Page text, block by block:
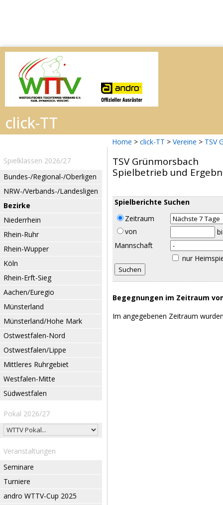
Home > click-TT > Vereine > TSV
Spielklassen 2026/27
Bundes-/Regional-/Oberligen
NRW-/Verbands-/Landesligen
Bezirke
Niederrhein
Rhein-Ruhr
Rhein-Wupper
Köln
Rhein-Erft-Sieg
Aachen/Euregio
Münsterland
Münsterland/Hohe Mark
Ostwestfalen-Nord
Ostwestfalen/Lippe
Mittleres Ruhrgebiet
Westfalen-Mitte
Südwestfalen
Pokal 2026/27
Veranstaltungen
Seminare
Turniere
andro WTTV-Cup 2025
TSV Grünmorsbach
Spielbetrieb und
Spielberichte Suchen
Zeitraum
von
Mannschaft
nur
Begegnungen im Zeitraum
Im angegebenen Zeitraum